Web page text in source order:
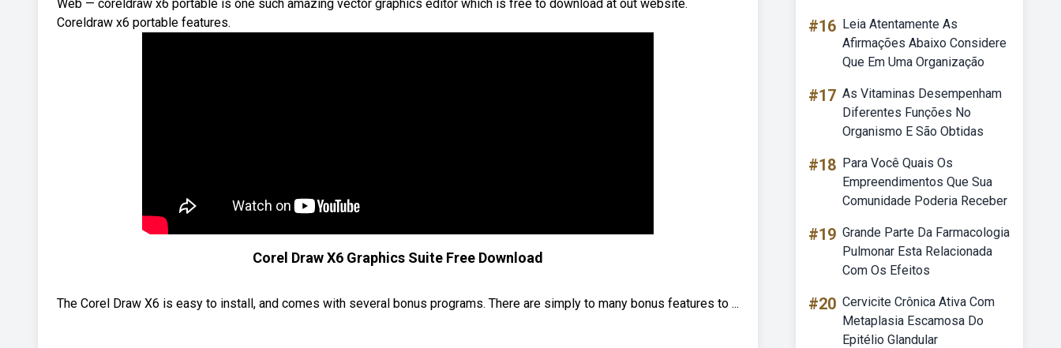
Web — coreldraw x6 portable is one such amazing vector graphics editor which is free to download at out website.
Coreldraw x6 portable features.
Corel Draw X6 Graphics Suite Free Download
The Corel Draw X6 is easy to install, and comes with several bonus programs. There are simply to many bonus features to ...
#16 Leia Atentamente As
Afirmações Abaixo Considere
Que Em Uma Organização
#17 As Vitaminas Desempenham
Diferentes Funções No
Organismo E São Obtidas
#18 Para Você Quais Os
Empreendimentos Que Sua
Comunidade Poderia Receber
#19 Grande Parte Da Farmacologia
Pulmonar Esta Relacionada
Com Os Efeitos
#20 Cervicite Crônica Ativa Com
Metaplasia Escamosa Do
Epitélio Glandular